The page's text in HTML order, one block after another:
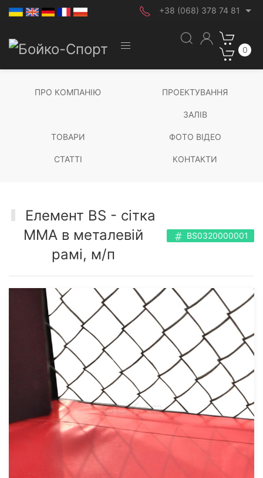
+38 (068) 378 74 81
0
ПРО КОМПАНІЮ ПРОЕКТУВАННЯ
ЗАЛІВ
ТОВАРИ ФОТО ВІДЕО
СТАТТІ КОНТАКТИ
Елемент BS - сітка
ММА в металевій
рамі, м/п
BS0320000001